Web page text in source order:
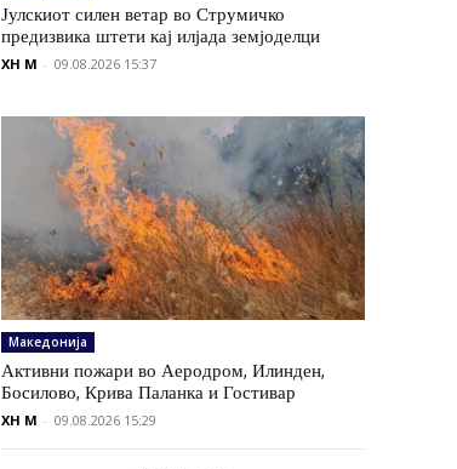
Јулскиот силен ветар во Струмичко
предизвика штети кај илјада земјоделци
XH M - 09.08.2026 15:37
Македонија
Активни пожари во Аеродром, Илинден,
Босилово, Крива Паланка и Гостивар
XH M - 09.08.2026 15:29